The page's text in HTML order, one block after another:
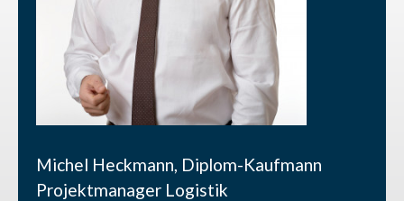
Michel Heckmann, Diplom-Kaufmann
Projektmanager Logistik